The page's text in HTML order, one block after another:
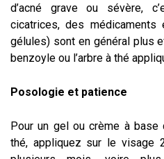
d’acné grave ou sévère,
cicatrices, des médicaments
gélules) sont en général plus
benzoyle ou l’arbre à thé
Posologie et patience
Pour un gel ou crème à base
thé, appliquez sur le visage